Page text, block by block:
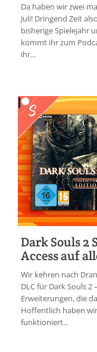
Da haben wir zwei
Juli! Dringend Zeit
bisherige Spielejahr
kommt ihr zum
ihr...
Dark Souls 2
Access auf
Wir kehren nach
DLC für Dark Souls
Erweiterungen, die
Hoffentlich haben
funktioniert...